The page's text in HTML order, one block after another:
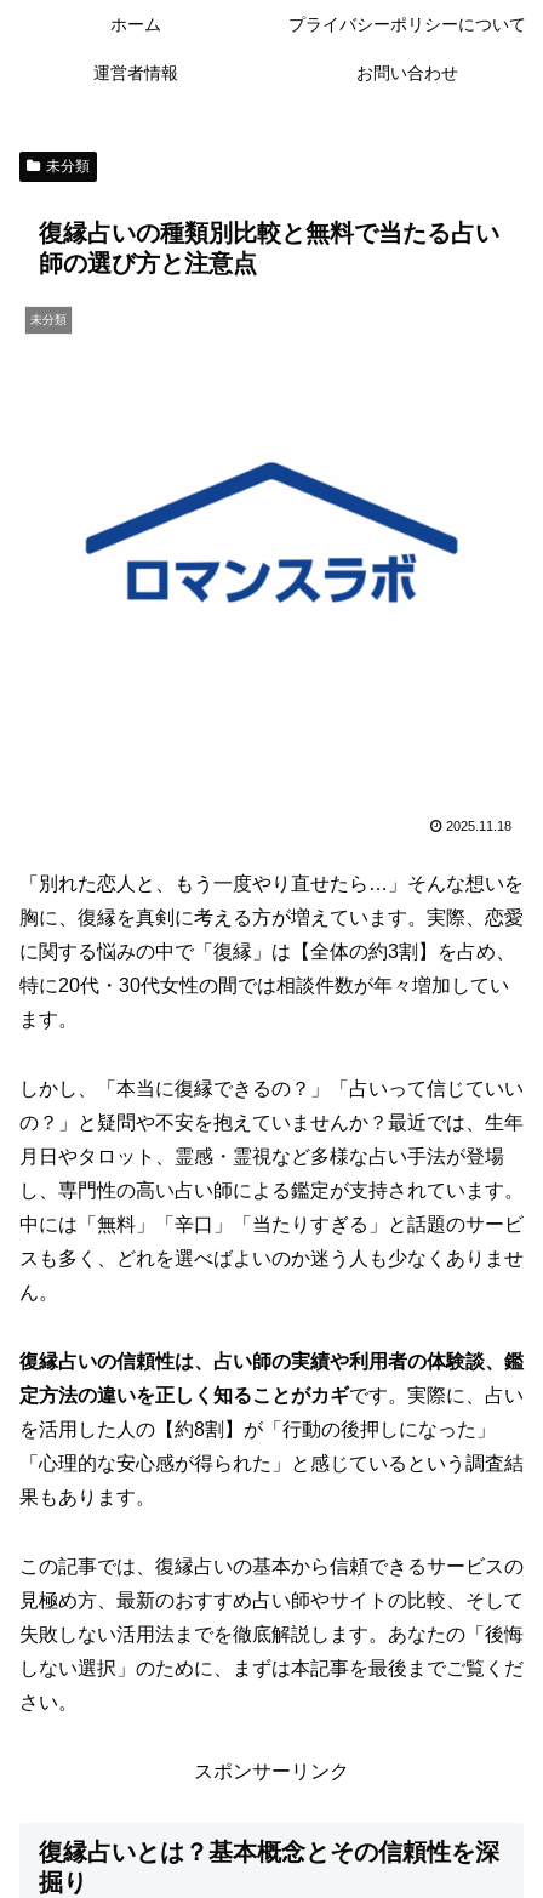
ホーム プライバシーポリシーについて
運営者情報 お問い合わせ
未分類
復縁占いの種類別比較と無料で当たる占い
師の選び方と注意点
未分類
2025.11.18
「別れた恋人と、もう一度やり直せたら…」そんな想いを
胸に、復縁を真剣に考える方が増えています。実際、恋愛
に関する悩みの中で「復縁」は【全体の約3割】を占め、
特に20代・30代女性の間では相談件数が年々増加してい
ます。
しかし、「本当に復縁できるの？」「占いって信じていい
の？」と疑問や不安を抱えていませんか？最近では、生年
月日やタロット、霊感・霊視など多様な占い手法が登場
し、専門性の高い占い師による鑑定が支持されています。
中には「無料」「辛口」「当たりすぎる」と話題のサービ
スも多く、どれを選べばよいのか迷う人も少なくありませ
ん。
復縁占いの信頼性は、占い師の実績や利用者の体験談、鑑
定方法の違いを正しく知ることがカギです。実際に、占い
を活用した人の【約8割】が「行動の後押しになった」
「心理的な安心感が得られた」と感じているという調査結
果もあります。
この記事では、復縁占いの基本から信頼できるサービスの
見極め方、最新のおすすめ占い師やサイトの比較、そして
失敗しない活用法までを徹底解説します。あなたの「後悔
しない選択」のために、まずは本記事を最後までご覧くだ
さい。
スポンサーリンク
復縁占いとは？基本概念とその信頼性を深
掘り